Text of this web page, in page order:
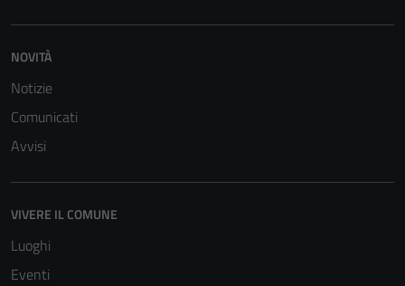
NOVITÀ
Notizie
Comunicati
Avvisi
VIVERE IL COMUNE
Luoghi
Eventi